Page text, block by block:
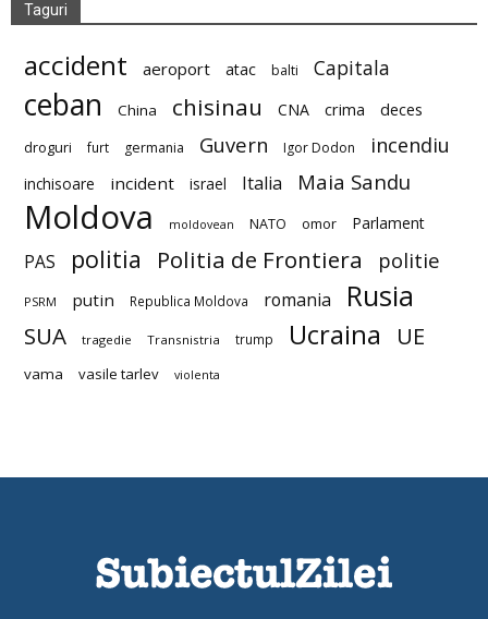
Taguri
accident aeroport atac balti Capitala
ceban China chisinau CNA crima deces
droguri furt germania Guvern Igor Dodon incendiu
inchisoare incident israel Italia Maia Sandu
Moldova moldovean NATO omor Parlament
PAS politia Politia de Frontiera politie
PSRM putin Republica Moldova romania Rusia
SUA tragedie Transnistria trump Ucraina UE
vama vasile tarlev violenta